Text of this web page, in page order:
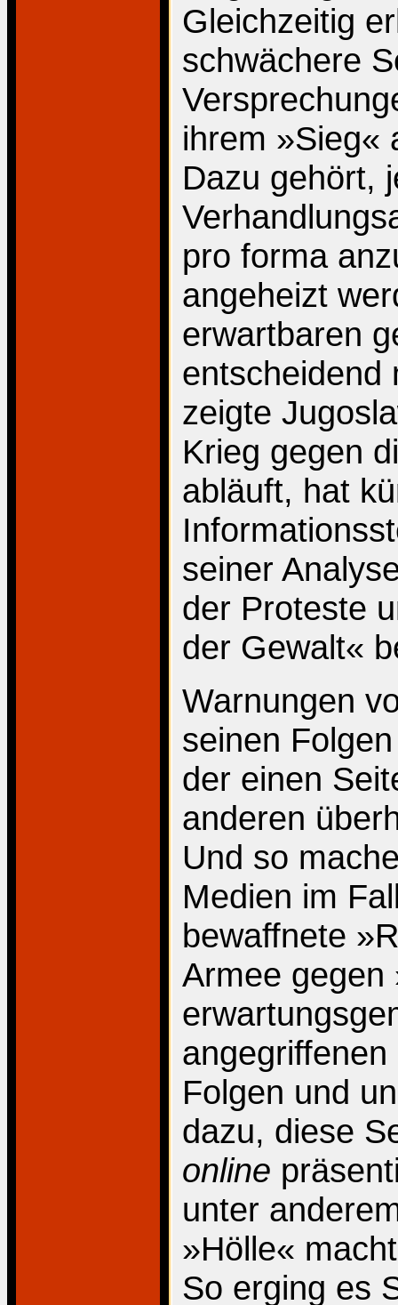
Gleichzeitig
schwächere
ihrem »Sieg«
Dazu gehört,
pro forma
angeheizt
erwartbaren
entscheidend
zeigte
Krieg gegen
abläuft, hat
seiner
der Proteste
der Gewalt«
Warnungen
seinen
der einen
anderen
Und so
Medien im
bewaffnete
Armee gegen
Folgen und
dazu, diese
online
unter
»Hölle«
So erging es